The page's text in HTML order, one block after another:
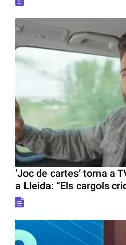
‘Joc de cartes’ torna a
a Lleida: “Els cargols